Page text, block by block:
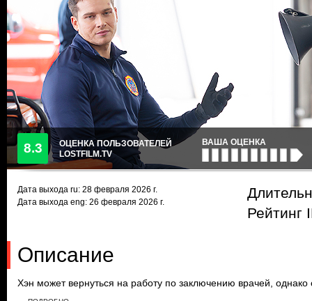
8.3
ОЦЕНКА ПОЛЬЗОВАТЕЛЕЙ
LOSTFILM.TV
ВАША ОЦЕНКА
Дата выхода ru: 28 февраля 2026 г.
Дата выхода eng: 26 февраля 2026 г.
Рейтинг
Описание
Хэн может вернуться на работу по заключению врачей,
появляется шанс снова проявить себя спасателем. Баку и